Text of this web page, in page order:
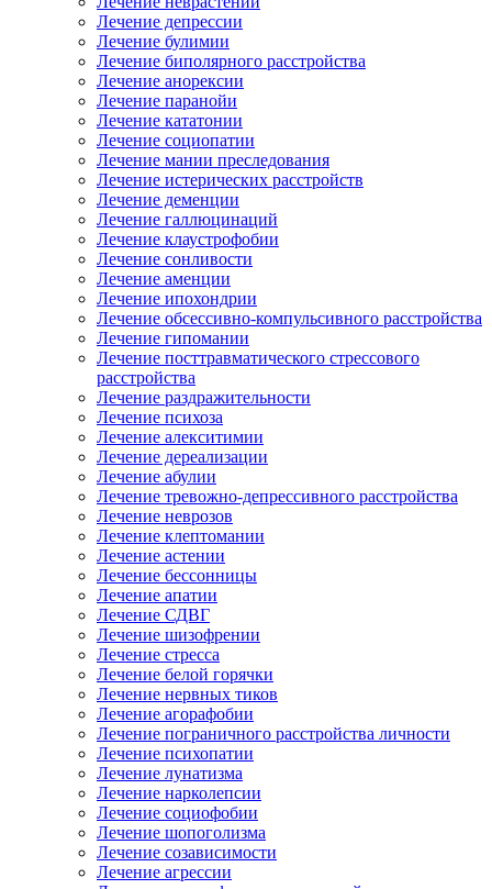
Лечение депрессии
Лечение булимии
Лечение биполярного расстройства
Лечение анорексии
Лечение паранойи
Лечение кататонии
Лечение социопатии
Лечение мании преследования
Лечение истерических расстройств
Лечение деменции
Лечение галлюцинаций
Лечение клаустрофобии
Лечение сонливости
Лечение аменции
Лечение ипохондрии
Лечение обсессивно-компульсивного расстройства
Лечение гипомании
Лечение посттравматического стрессового
расстройства
Лечение раздражительности
Лечение психоза
Лечение алекситимии
Лечение дереализации
Лечение абулии
Лечение тревожно-депрессивного расстройства
Лечение неврозов
Лечение клептомании
Лечение астении
Лечение бессонницы
Лечение апатии
Лечение СДВГ
Лечение шизофрении
Лечение стресса
Лечение белой горячки
Лечение нервных тиков
Лечение агорафобии
Лечение пограничного расстройства личности
Лечение психопатии
Лечение лунатизма
Лечение нарколепсии
Лечение социофобии
Лечение шопоголизма
Лечение созависимости
Лечение агрессии